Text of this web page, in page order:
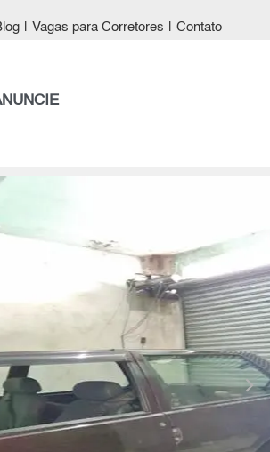
Vagas para Corretores Contato